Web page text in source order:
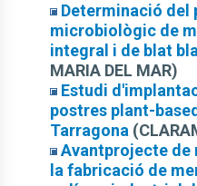
Determinació
microbiològic de
integral i de blat
MARIA DEL MAR)
Estudi
postres plant-
Tarragona
Avantprojecte de
la fabricació de